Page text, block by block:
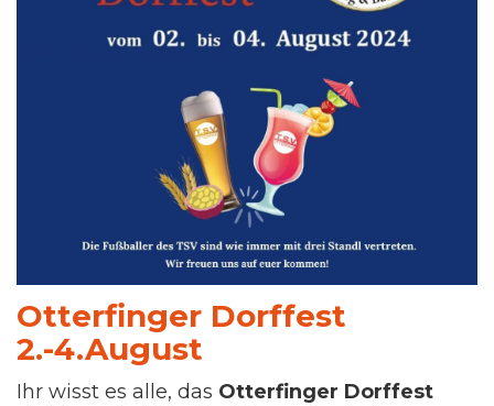
Otterfinger Dorffest
2.-4.August
Ihr wisst es alle, das Otterfinger Dorffest